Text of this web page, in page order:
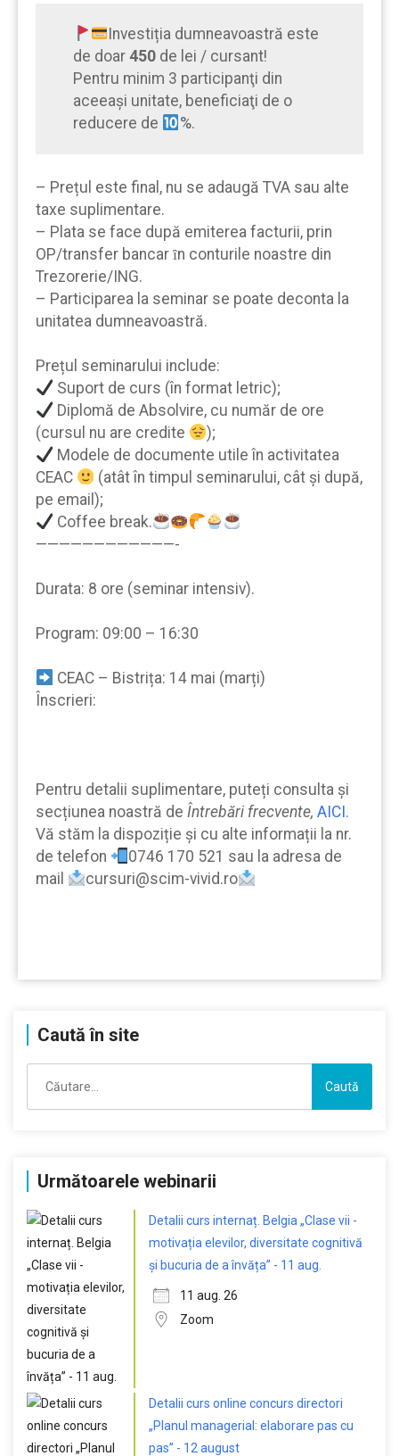
Investiția dumneavoastră este
de doar 450de lei / cursant!
Pentru minim 3 participanţi din
aceeaşi unitate, beneficiaţi de o
reducere de
%.
– Prețul este final, nu se adaugă TVA sau alte
taxe suplimentare.
– Plata se face după emiterea facturii, prin
OP/transfer bancar ȋn conturile noastre din
Trezorerie/ING.
– Participarea la seminar se poate deconta la
unitatea dumneavoastră.
Prețul seminarului include:
Suport de curs (în format letric);
Diplomă de Absolvire, cu număr de ore
(cursul nu are credite
);
Modele de documente utile în activitatea
CEAC
(atât în timpul seminarului, cât şi după,
pe email);
Coffee break.
————————————-
Durata: 8 ore (seminar intensiv).
Program: 09:00 – 16:30
CEAC – Bistrița: 14 mai (marți)
Înscrieri:
Pentru detalii suplimentare, puteți consulta şi
secțiunea noastră de Întrebări frecvente, AICI.
Vă stăm la dispoziție şi cu alte informații la nr.
de telefon
0746 170 521 sau la adresa de
mail
cursuri@scim-vivid.ro
Caută în site
după:
Următoarele webinarii
Detalii curs internaț. Belgia „Clase vii -
motivația elevilor, diversitate cognitivă
și bucuria de a învăța” - 11 aug.
11 aug. 26
Zoom
Detalii curs online concurs directori
„Planul managerial: elaborare pas cu
pas” - 12 august